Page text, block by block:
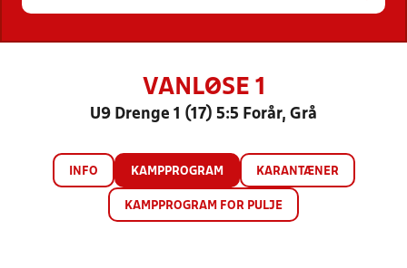
VANLØSE 1
U9 Drenge 1 (17) 5:5 Forår, Grå
INFO KAMPPROGRAM KARANTÆNER
KAMPPROGRAM FOR PULJE